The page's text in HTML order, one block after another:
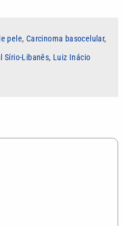
pele, Carcinoma basocelular,
Sírio-Libanês, Luiz Inácio